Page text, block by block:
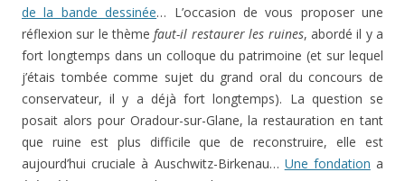
de la bande dessinée… L’occasion de vous proposer une
réflexion sur le thèmefaut-il restaurer les ruines, abordé il y a
fort longtemps dans un colloque du patrimoine (et sur lequel
j’étais tombée comme sujet du grand oral du concours de
conservateur, il y a déjà fort longtemps). La question se
posait alors pour Oradour-sur-Glane, la restauration en tant
que ruine est plus difficile que de reconstruire, elle est
aujourd’hui cruciale à Auschwitz-Birkenau… Une fondation a